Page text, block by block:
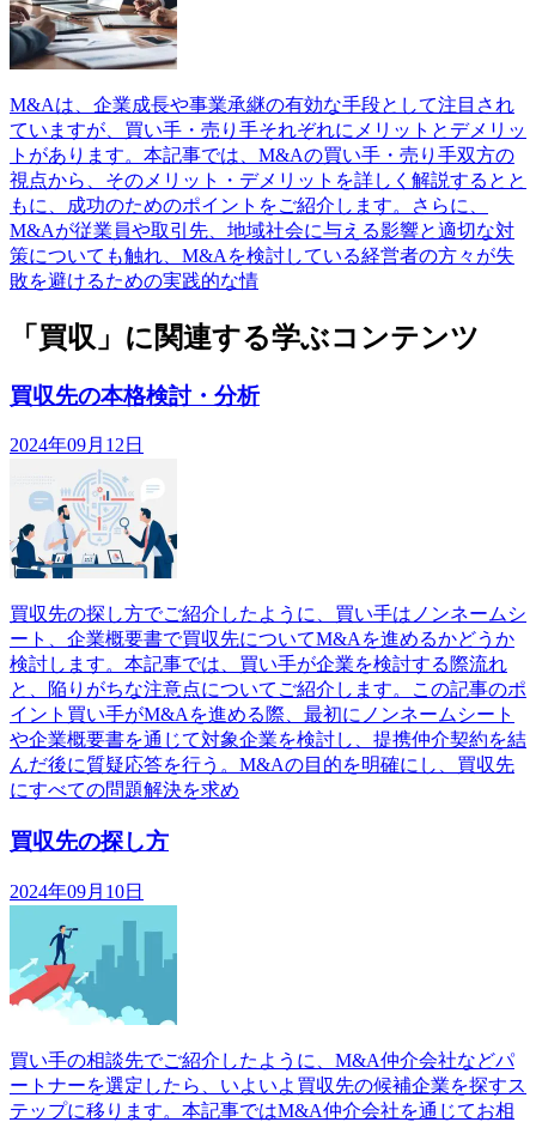
M&Aは、企業成長や事業承継の有効な手段として注目され
ていますが、買い手・売り手それぞれにメリットとデメリッ
トがあります。本記事では、M&Aの買い手・売り手双方の
視点から、そのメリット・デメリットを詳しく解説するとと
もに、成功のためのポイントをご紹介します。さらに、
M&Aが従業員や取引先、地域社会に与える影響と適切な対
策についても触れ、M&Aを検討している経営者の方々が失
敗を避けるための実践的な情
「買収」に関連する学ぶコンテンツ
買収先の本格検討・分析
2024年09月12日
買収先の探し方でご紹介したように、買い手はノンネームシ
ート、企業概要書で買収先についてM&Aを進めるかどうか
検討します。本記事では、買い手が企業を検討する際流れ
と、陥りがちな注意点についてご紹介します。この記事のポ
イント買い手がM&Aを進める際、最初にノンネームシート
や企業概要書を通じて対象企業を検討し、提携仲介契約を結
んだ後に質疑応答を行う。M&Aの目的を明確にし、買収先
にすべての問題解決を求め
買収先の探し方
2024年09月10日
買い手の相談先でご紹介したように、M&A仲介会社などパ
ートナーを選定したら、いよいよ買収先の候補企業を探すス
テップに移ります。本記事ではM&A仲介会社を通じてお相